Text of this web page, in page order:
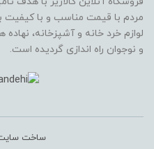
مردم با قیمت مناسب و با کیفیت
لوازم خرد خانه و آشپزخانه،
و نوجوان راه اندازی گردیده است.
ساخت